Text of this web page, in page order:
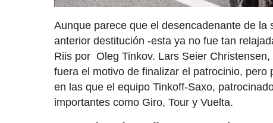
Aunque parece que el desencadenante de
anterior destitución -esta ya no fue tan
Riis por Oleg Tinkov. Lars Seier
fuera el motivo de finalizar el patrocinio,
en las que el equipo Tinkoff-Saxo,
importantes como Giro, Tour y Vuelta.